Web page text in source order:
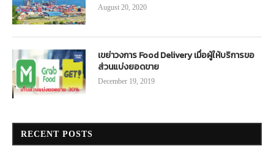
August 20, 2020
เขย่าวงการ Food Delivery เมื่อผู้ให้บริการขอ
ส่วนแบ่งยอดขาย
December 19, 2019
RECENT POSTS